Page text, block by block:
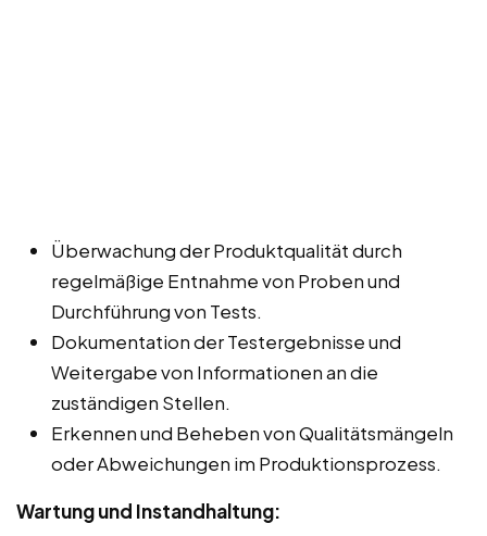
Überwachung der Produktqualität durch
regelmäßige Entnahme von Proben und
Durchführung von Tests.
Dokumentation der Testergebnisse und
Weitergabe von Informationen an die
zuständigen Stellen.
Erkennen und Beheben von Qualitätsmängeln
oder Abweichungen im Produktionsprozess.
Wartung und Instandhaltung: